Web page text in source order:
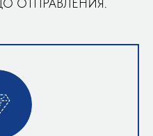
ОТПРАВЛЕНИЯ.